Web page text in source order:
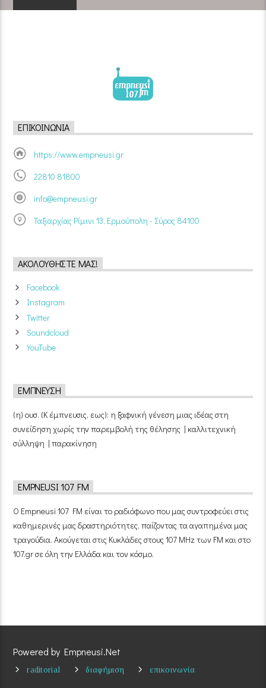
ΕΠΙΚΟΙΝΩΝΊΑ
https://www.empneusi.gr
22810 81800
info@empneusi.gr
Ταξιαρχίας Ρίμινι 13, Ερμούπολη - Σύρος 84100
ΑΚΟΛΟΥΘΉΣΤΕ ΜΑΣ!
Facebook
Instagram
Twitter
Soundcloud
YouTube
ΈΜΠΝΕΥΣΗ
(η) ουσ. (Κ έμπνευσις, εως): η ξαφνική γένεση μιας ιδέας στη
συνείδηση χωρίς την παρεμβολή της θέλησης | καλλιτεχνική
σύλληψη | παρακίνηση
EMPNEUSI 107 FM
Ο Empneusi 107 FM είναι το ραδιόφωνο που μας συντροφεύει στις
καθημερινές μας δραστηριότητες, παίζοντας τα αγαπημένα μας
τραγούδια. Ακούγεται στις Κυκλάδες στους 107 MHz των FM και στο
107.gr σε όλη την Ελλάδα και τον κόσμο.
Powered by Empneusi.Net
raditorial διαφήμιση επικοινωνία